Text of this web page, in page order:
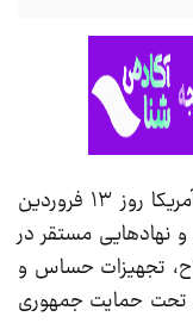
، وزارت خزانه‌داری آمریکا روز ۱۳ فروردین
نهادهایی مستقر در
تجهیزات حساس و
تحت حمایت جمهوری